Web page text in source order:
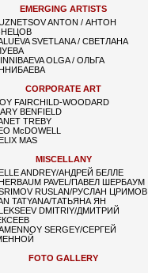
EMERGING ARTISTS
ANTON / АНТОН
SVETLANA / СВЕТЛАНА
OLGA / ОЛЬГА
CORPORATE ART
FAIRCHILD-WOODARD
BENFIELD
TREBY
McDOWELL
MAS
MISCELLANY
ANDREY/АНДРЕЙ БЕЛЛЕ
PAVEL/ПАВЕЛ ШЕРБАУМ
RUSLAN/РУСЛАН ЦРИМОВ
TATYANA/ТАТЬЯНА ЯН
DMITRIY/ДМИТРИЙ
SERGEY/СЕРГЕЙ
FOTO GALLERY